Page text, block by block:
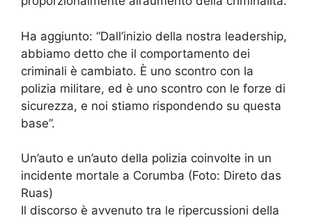
Ha aggiunto: “Dall’inizio della nostra leadership,
abbiamo detto che il comportamento dei
criminali è cambiato. È uno scontro con la
polizia militare, ed è uno scontro con le forze di
sicurezza, e noi stiamo rispondendo su questa
base”.
Un’auto e un’auto della polizia coinvolte in un
incidente mortale a Corumba (Foto: Direto das
Ruas)
Il discorso è avvenuto tra le ripercussioni della